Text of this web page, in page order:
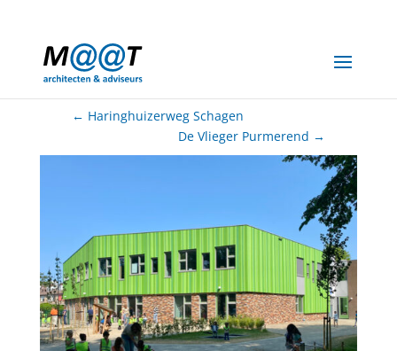
← Haringhuizerweg Schagen
De Vlieger Purmerend →